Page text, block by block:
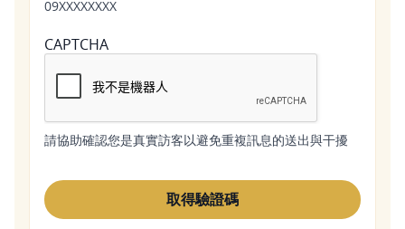
09XXXXXXXX
CAPTCHA
請協助確認您是真實訪客以避免重複訊息的送出與干擾